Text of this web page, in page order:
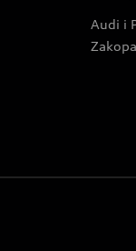
Audi i